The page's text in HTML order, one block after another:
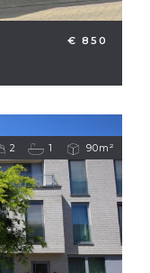
€ 850
2 1 90m²